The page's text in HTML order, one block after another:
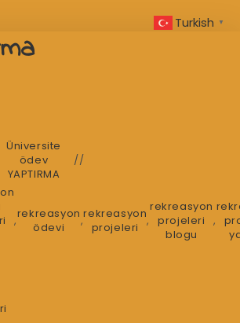
Üniversite
ödev
YAPTIRMA
,rekreasyon
ödevi
,rekreasyon
projeleri
,
rekreasyon
projeleri
blogu
,
Turkish ▼